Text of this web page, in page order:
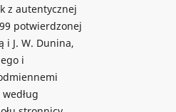
z autentycznej
potwierdzonej
i J. W. Dunina,
i